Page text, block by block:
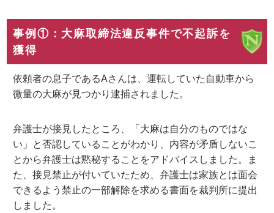
事例①：大麻取締法違反事件で不起訴を
獲得
依頼者の息子であるAさんは、運転していた自動車から
微量の大麻が見つかり逮捕されました。
弁護士が接見したところ、「大麻は自分のものではな
い」と否認していることがわかり、内容が矛盾しないこ
とから弁護士は黙秘することをアドバイスしました。ま
た、接見禁止が付いていたため、弁護士は家族とは面会
できるよう禁止の一部解除を求める書面を裁判所に提出
しました。